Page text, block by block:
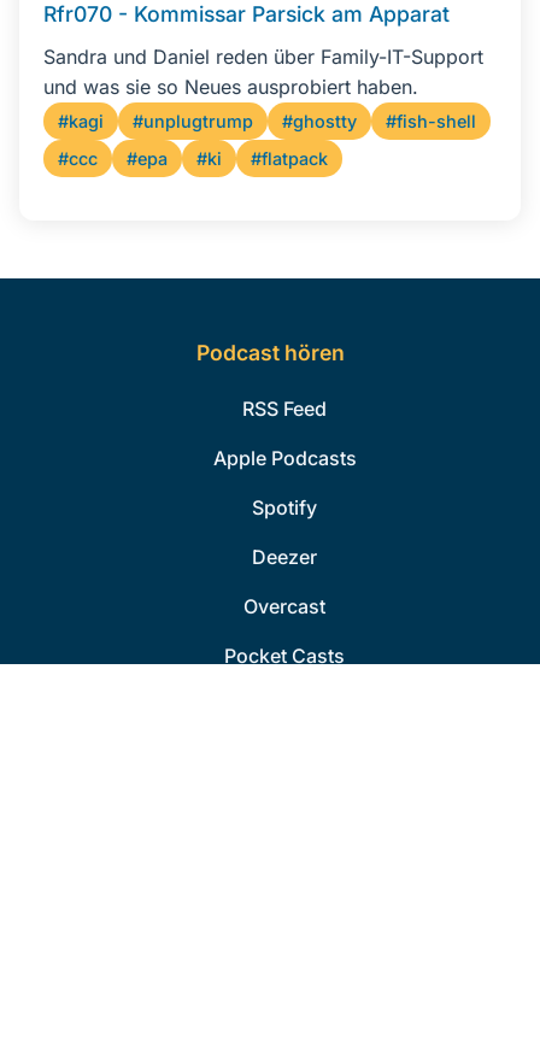
Rfr070 - Kommissar Parsick am Apparat
Sandra und Daniel reden über Family-IT-Support
und was sie so Neues ausprobiert haben.
#kagi #unplugtrump #ghostty
#fish-shell
#ccc
#epa #ki #flatpack
Podcast hören
RSS Feed
Apple Podcasts
Spotify
Deezer
Overcast
Pocket Casts